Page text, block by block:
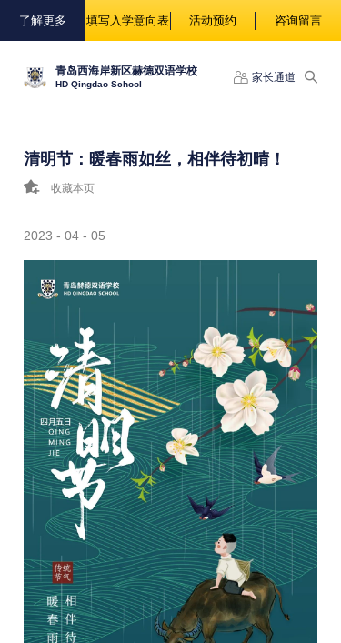
了解更多 填写入学意向表 活动预约 咨询留言
青岛西海岸新区赫德双语学校
HD Qingdao School
家长通道
清明节：暖春雨如丝，相伴待初晴！
收藏本页
2023 - 04 - 05